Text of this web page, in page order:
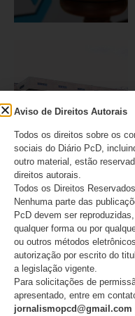
Aviso de Direitos Autorais
Todos os direitos sobre os
sociais do Diário PcD,
outro material, estão
direitos autorais.
Todos os Direitos
Nenhuma parte das
PcD devem ser
qualquer forma ou por
ou outros métodos
autorização por escrito do
a legislação vigente.
Para solicitações de
apresentado, entre em
jornalismopcd@gmail.com